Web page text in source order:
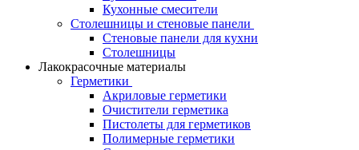
Кухонные смесители
Столешницы и стеновые панели
Стеновые панели для кухни
Столешницы
Лакокрасочные материалы
Герметики
Акриловые герметики
Очистители герметика
Пистолеты для герметиков
Полимерные герметики